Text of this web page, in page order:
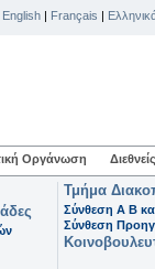
English | Français |
Οργάνωση
Τμήμα
Σύνθεση Α Β
Σύνθεση